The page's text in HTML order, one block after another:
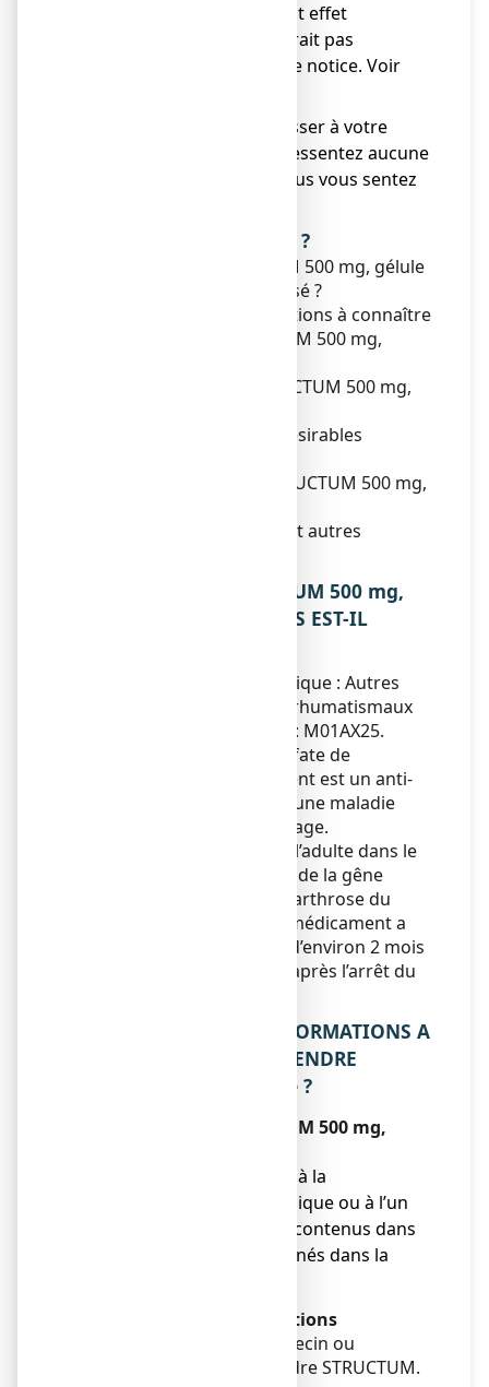
s’applique aussi à tout effet
indésirable qui ne serait pas
mentionné dans cette notice. Voir
● Vous devez vous adresser à votre
médecin si vous ne ressentez aucune
amélioration ou si vous vous sentez
Que contient cette notice ?
1. Qu’est-ce que STRUCTUM 500 mg, gélule
et dans quels cas est-il utilisé ?
2. Quelles sont les informations à connaître
avant de prendre STRUCTUM 500 mg,
3. Comment prendre STRUCTUM 500 mg,
4. Quels sont les effets indésirables
5. Comment conserver STRUCTUM 500 mg,
6. Contenu de l’emballage et autres
1. QU’EST-CE QUE STRUCTUM 500 mg,
gélule ET DANS QUELS CAS EST-IL
Classe pharmacothérapeutique : Autres
anti-inflammatoires et antirhumatismaux
non stéroïdiens - code ATC : M01AX25.
STRUCTUM contient du sulfate de
chondroïtine. Ce médicament est un anti-
arthrosique. L’arthrose est une maladie
causée par l’usure du cartilage.
STRUCTUM est utilisé chez l’adulte dans le
traitement de la douleur et de la gêne
fonctionnelle au cours de l’arthrose du
genou et de la hanche. Ce médicament a
une action lente, retardée d’environ 2 mois
et son effet peut persister après l’arrêt du
2. QUELLES SONT LES INFORMATIONS A
CONNAITRE AVANT DE PRENDRE
STRUCTUM 500 mg, gélule ?
N’utilisez jamais STRUCTUM 500 mg,
● si vous êtes allergique à la
chondroïtine sulfate sodique ou à l’un
des autres composants contenus dans
ce médicament mentionnés dans la
Avertissements et précautions
Adressez-vous à votre médecin ou
pharmacien avant de prendre STRUCTUM.